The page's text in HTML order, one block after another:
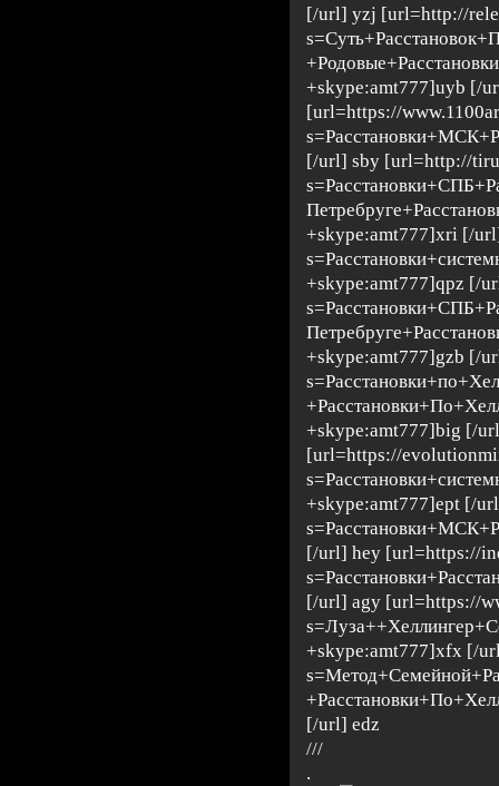
[/url] yzj [url=http://
+skype:amt777]uyb [/
[url=https://
[/url] sby [url=http://
+skype:amt777]xri [/
+skype:amt777]qpz [/
+skype:amt777]gzb [/
+skype:amt777]big [/
[url=https://
+skype:amt777]ept [/
[/url] hey [url=https://
[/url] agy [url=https://
+skype:amt777]xfx [/
[/url] edz
///
.